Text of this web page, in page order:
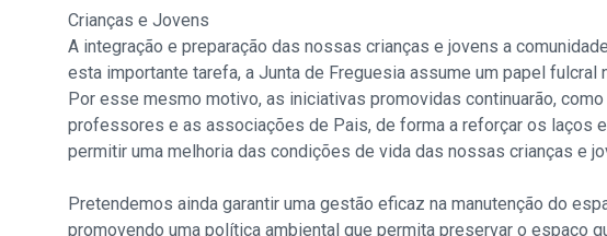
Crianças e Jovens
A integração e preparação das nossas crianças e jovens a
esta importante tarefa, a Junta de Freguesia assume um papel fulcral
Por esse mesmo motivo, as iniciativas promovidas continuarão,
professores e as associações de Pais, de forma a reforçar os laços
permitir uma melhoria das condições de vida das nossas crianças e
Pretendemos ainda garantir uma gestão eficaz na manutenção do
promovendo uma política ambiental que permita preservar o espaço